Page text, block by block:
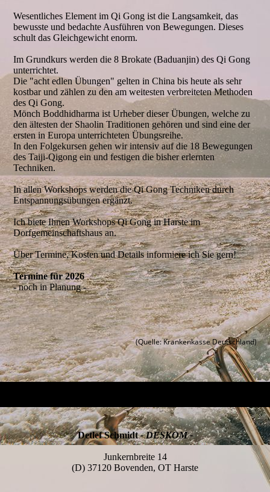
Wesentliches Element im Qi Gong ist die Langsamkeit, das
bewusste und bedachte Ausführen von Bewegungen. Dieses
schult das Gleichgewicht enorm.
Im Grundkurs werden die 8 Brokate (Baduanjin) des Qi Gong
unterrichtet.
Die "acht edlen Übungen" gelten in China bis heute als sehr
kostbar und zählen zu den am weitesten verbreiteten Methoden
des Qi Gong.
Mönch Boddhidharma ist Urheber dieser Übungen, welche zu
den ältesten der Shaolin Traditionen gehören und sind eine der
ersten in Europa unterrichteten Übungsreihe.
In den Folgekursen gehen wir intensiv auf die 18 Bewegungen
des Taiji-Qigong ein und festigen die bisher erlernten
Techniken.
In allen Workshops werden die Qi Gong Techniken durch
Entspannungsübungen ergänzt.
Ich biete Ihnen Workshops Qi Gong in Harste im
Dorfgemeinschaftshaus an.
Über Termine, Kosten und Details informiere ich Sie gern!
Termine für 2026
- noch in Planung -
(Quelle: Krankenkasse Deutschland)
Detlef Schmidt- DESKOM -
Junkernbreite 14
(D) 37120 Bovenden, OT Harste